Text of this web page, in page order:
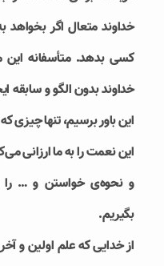
خداوند متعال اگر
کسی بدهد. متأسفانه
خداوند بدون الگو و سابقه
این باور برسیم، تنها چیزی
این نعمت را به ما ارزانی
و نحوه‌ی خواستن و … را
بگیریم.
از خدایی که علم اولین و